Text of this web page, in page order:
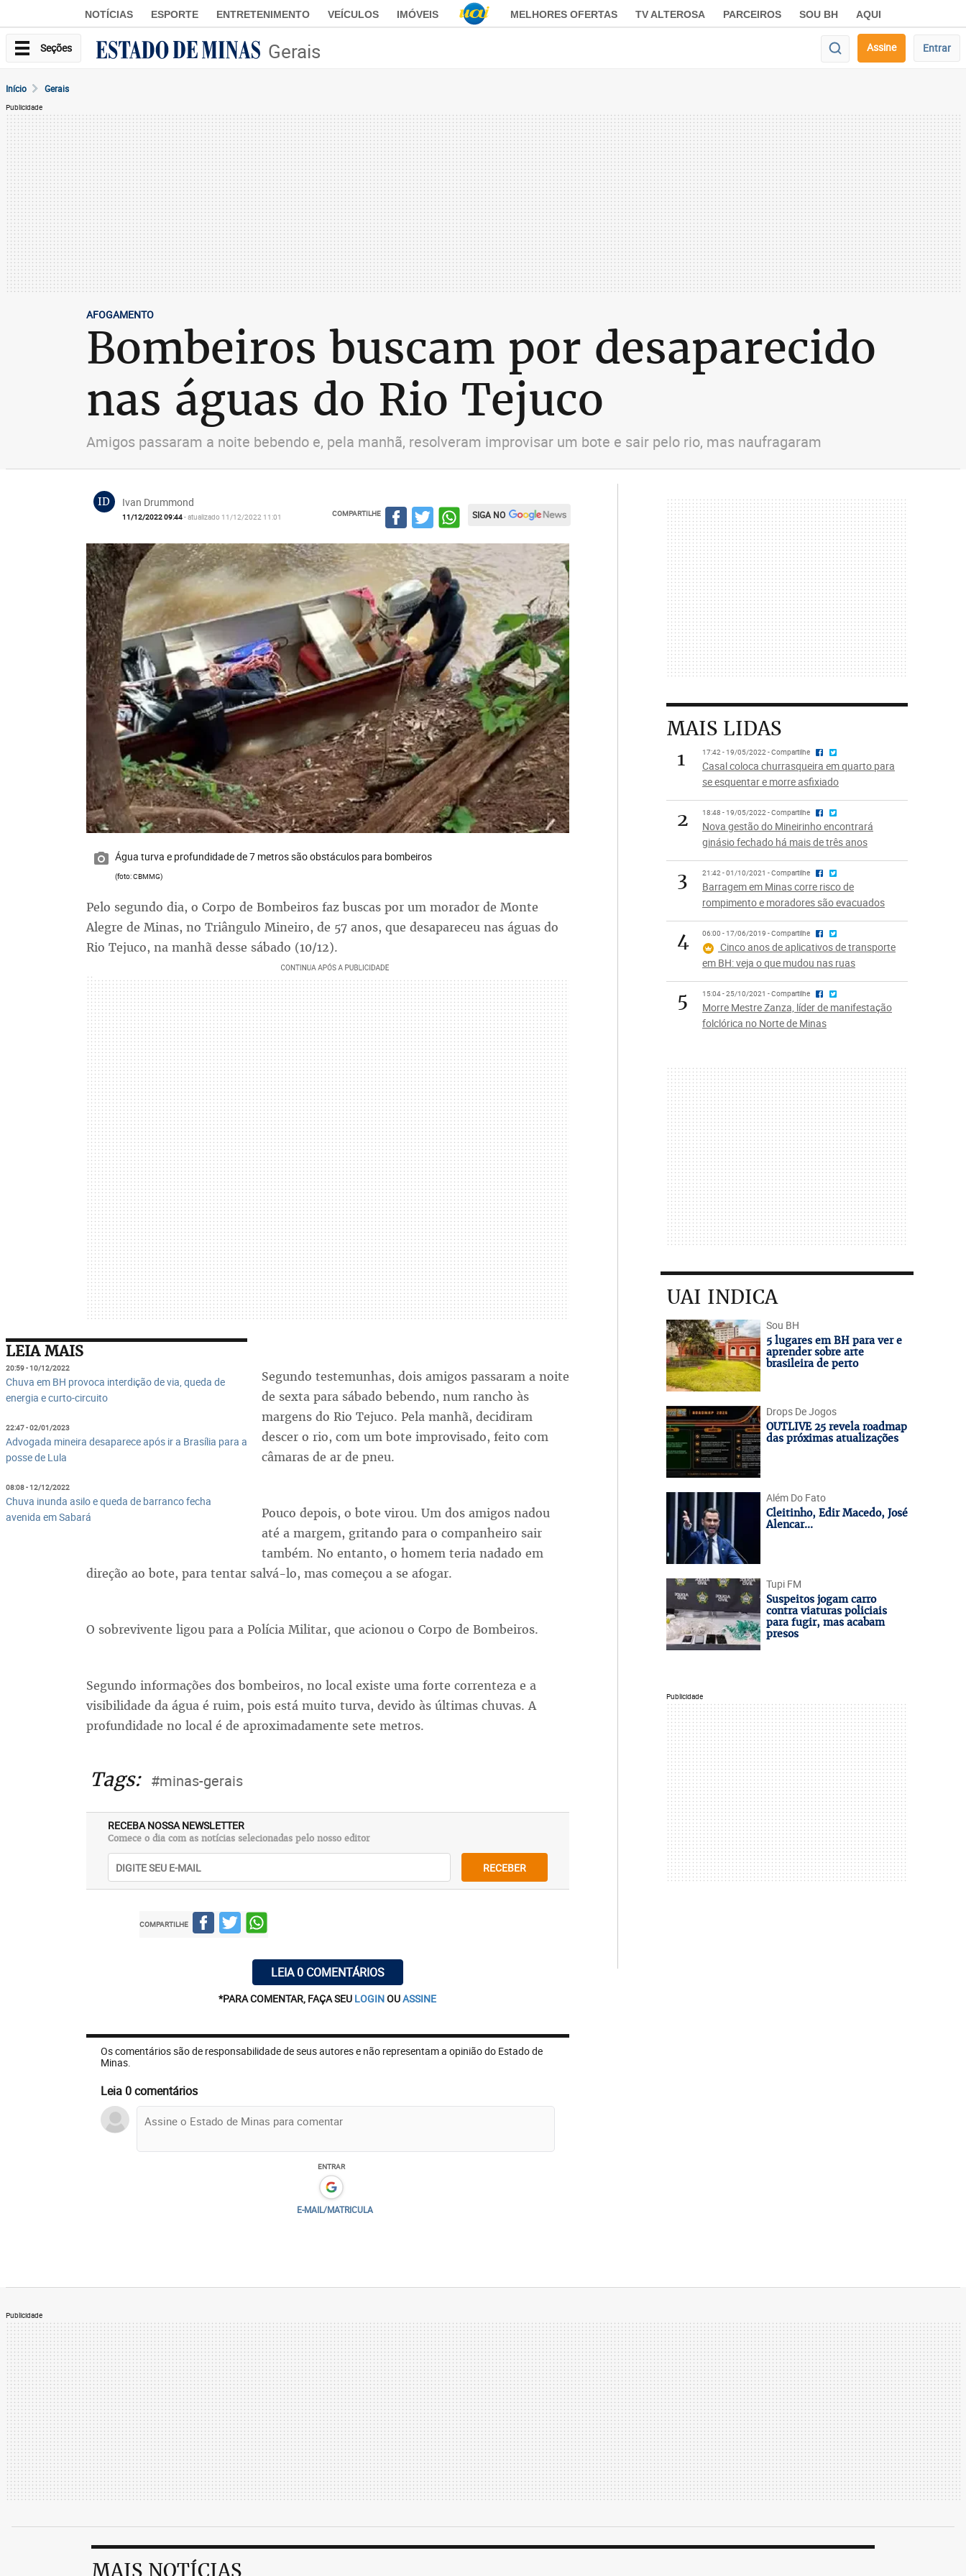
NOTÍCIAS ESPORTE ENTRETENIMENTO VEÍCULOS IMÓVEIS MELHORES OFERTAS TV ALTEROSA PARCEIROS SOU BH AQUI
Seções Gerais Assine Entrar
Início Gerais
Publicidade
AFOGAMENTO
Bombeiros buscam por desaparecido
nas águas do Rio Tejuco
Amigos passaram a noite bebendo e, pela manhã, resolveram improvisar um bote e sair pelo rio, mas naufragaram
ID Ivan Drummond
11/12/2022 09:44- atualizado 11/12/2022 11:01 COMPARTILHE SIGA NO
Água turva e profundidade de 7 metros são obstáculos para bombeiros
(foto: CBMMG)
Pelo segundo dia, o Corpo de Bombeiros faz buscas por um morador de Monte
Alegre de Minas, no Triângulo Mineiro, de 57 anos, que desapareceu nas águas do
Rio Tejuco, na manhã desse sábado (10/12).
LEIA MAIS
20:59 - 10/12/2022
Chuva em BH provoca interdição de via, queda de
energia e curto-circuito
22:47 - 02/01/2023
Advogada mineira desaparece após ir a Brasília para a
posse de Lula
08:08 - 12/12/2022
Chuva inunda asilo e queda de barranco fecha
avenida em Sabará
Segundo testemunhas, dois amigos passaram a noite
de sexta para sábado bebendo, num rancho às
margens do Rio Tejuco. Pela manhã, decidiram
descer o rio, com um bote improvisado, feito com
câmaras de ar de pneu.
Pouco depois, o bote virou. Um dos amigos nadou
até a margem, gritando para o companheiro sair
também. No entanto, o homem teria nadado em
direção ao bote, para tentar salvá-lo, mas começou a se afogar.
O sobrevivente ligou para a Polícia Militar, que acionou o Corpo de Bombeiros.
Segundo informações dos bombeiros, no local existe uma forte correnteza e a
visibilidade da água é ruim, pois está muito turva, devido às últimas chuvas. A
profundidade no local é de aproximadamente sete metros.
Tags: #minas-gerais
RECEBA NOSSA NEWSLETTER
Comece o dia com as notícias selecionadas pelo nosso editor
RECEBER
COMPARTILHE
LEIA 0 COMENTÁRIOS
*PARA COMENTAR, FAÇA SEU LOGINOUASSINE
Os comentários são de responsabilidade de seus autores e não representam a opinião do Estado de
Minas.
Leia 0 comentários
ENTRAR
E-MAIL/MATRICULA
MAIS LIDAS
1
17:42 - 19/05/2022 - Compartilhe
Casal coloca churrasqueira em quarto para
se esquentar e morre asfixiado
2 18:48 - 19/05/2022 - Compartilhe
Nova gestão do Mineirinho encontrará
ginásio fechado há mais de três anos
3 21:42 - 01/10/2021 - Compartilhe
Barragem em Minas corre risco de
rompimento e moradores são evacuados
4 06:00 - 17/06/2019 - Compartilhe
Cinco anos de aplicativos de transporte
em BH: veja o que mudou nas ruas
5 15:04 - 25/10/2021 - Compartilhe
Morre Mestre Zanza, líder de manifestação
folclórica no Norte de Minas
UAI INDICA
Sou BH
5 lugares em BH para ver e
aprender sobre arte
brasileira de perto
Drops De Jogos
OUTLIVE 25 revela roadmap
das próximas atualizações
Além Do Fato
Cleitinho, Edir Macedo, José
Alencar...
Tupi FM
Suspeitos jogam carro
contra viaturas policiais
para fugir, mas acabam
presos
Publicidade
Publicidade
MAIS NOTÍCIAS